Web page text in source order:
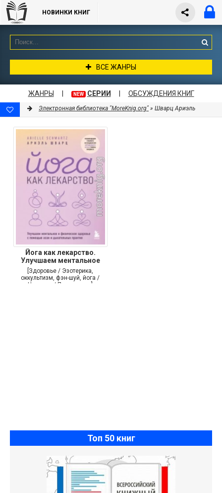
НОВИНКИ КНИГ
ВСЕ ЖАНРЫ
ЖАНРЫ NEW СЕРИИ ОБСУЖДЕНИЯ КНИГ
Электронная библиотека "MoreKnig.org" » Шварц Ариэль
Йога как лекарство.
Улучшаем ментальное
[Здоровье / Эзотерика,
оккультизм, фэн-шуй, йога /
Научпоп / Психология]
Топ 50 книг